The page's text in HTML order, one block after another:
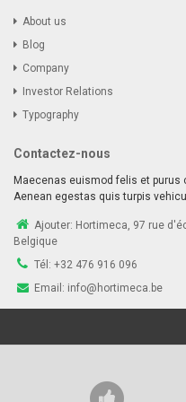
About us
Blog
Company
Investor Relations
Typography
Contactez-nous
Maecenas euismod felis et purus
Aenean egestas quis turpis
Ajouter: Hortimeca, 97 rue
Belgique
Tél: +32 476 916 096
Email: info@hortimeca.be